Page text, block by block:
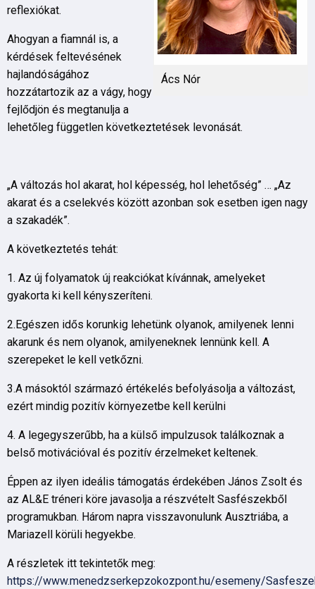
Ács Nór
reflexiókat.
Ahogyan a fiamnál is, a
kérdések feltevésének
hajlandóságához
hozzátartozik az a vágy, hogy
fejlődjön és megtanulja a
lehetőleg független következtetések levonását.
„A változás hol akarat, hol képesség, hol lehetőség” … „Az
akarat és a cselekvés között azonban sok esetben igen nagy
a szakadék”.
A következtetés tehát:
1. Az új folyamatok új reakciókat kívánnak, amelyeket
gyakorta ki kell kényszeríteni.
2.Egészen idős korunkig lehetünk olyanok, amilyenek lenni
akarunk és nem olyanok, amilyeneknek lennünk kell. A
szerepeket le kell vetkőzni.
3.A másoktól származó értékelés befolyásolja a változást,
ezért mindig pozitív környezetbe kell kerülni
4. A legegyszerűbb, ha a külső impulzusok találkoznak a
belső motivációval és pozitív érzelmeket keltenek.
Éppen az ilyen ideális támogatás érdekében János Zsolt és
az AL&E tréneri köre javasolja a részvételt Sasfészekből
programukban. Három napra visszavonulunk Ausztriába, a
Mariazell körüli hegyekbe.
A részletek itt tekintetők meg:
https://www.menedzserkepzokozpont.hu/esemeny/